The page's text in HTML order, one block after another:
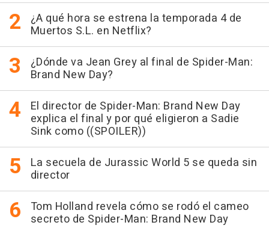
¿A qué hora se estrena la temporada 4 de
Muertos S.L. en Netflix?
¿Dónde va Jean Grey al final de Spider-Man:
Brand New Day?
El director de Spider-Man: Brand New Day
explica el final y por qué eligieron a Sadie
Sink como ((SPOILER))
La secuela de Jurassic World 5 se queda sin
director
Tom Holland revela cómo se rodó el cameo
secreto de Spider-Man: Brand New Day